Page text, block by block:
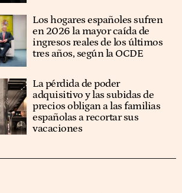
Los hogares españoles sufren
en 2026 la mayor caída de
ingresos reales de los últimos
tres años, según la OCDE
La pérdida de poder
adquisitivo y las subidas de
precios obligan a las familias
españolas a recortar sus
vacaciones